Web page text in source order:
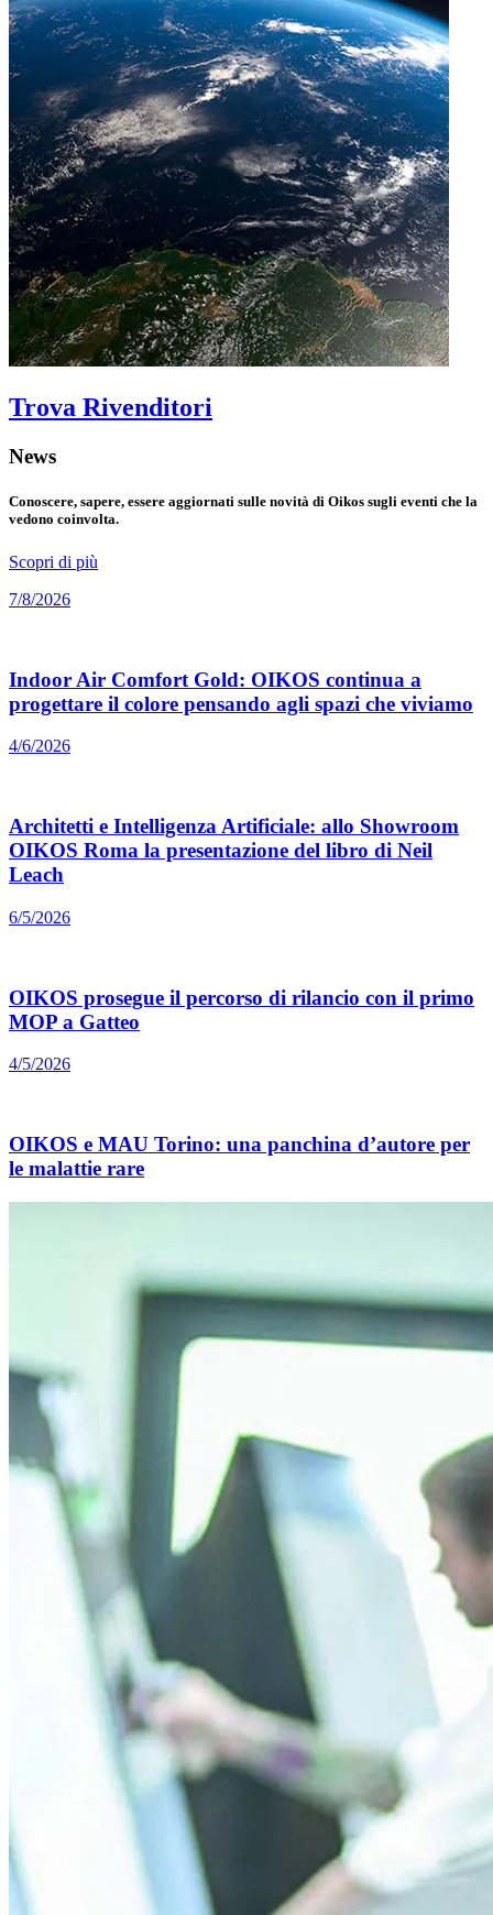
Trova Rivenditori
News
Conoscere, sapere, essere aggiornati sulle novità di Oikos sugli eventi che la
vedono coinvolta.
Scopri di più
7/8/2026
Indoor Air Comfort Gold: OIKOS continua a
progettare il colore pensando agli spazi che viviamo
4/6/2026
Architetti e Intelligenza Artificiale: allo Showroom
OIKOS Roma la presentazione del libro di Neil
Leach
6/5/2026
OIKOS prosegue il percorso di rilancio con il primo
MOP a Gatteo
4/5/2026
OIKOS e MAU Torino: una panchina d’autore per
le malattie rare